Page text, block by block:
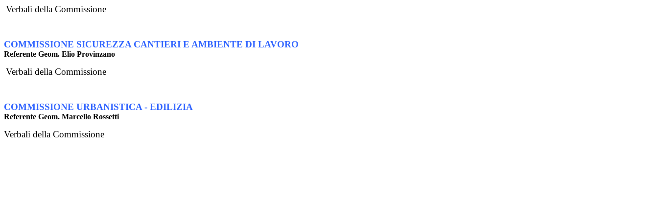
Verbali della Commissione
COMMISSIONE SICUREZZA CANTIERI E AMBIENTE DI LAVORO
Referente Geom. Elio Provinzano
Verbali della Commissione
COMMISSIONE URBANISTICA - EDILIZIA
Referente Geom. Marcello Rossetti
Verbali della Commissione